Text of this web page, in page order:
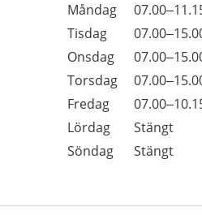
Dag
Öppettider
Kommentarer
Måndag
Tisdag
Onsdag
Torsdag
Fredag
Lördag
Stängt
Söndag
Stängt